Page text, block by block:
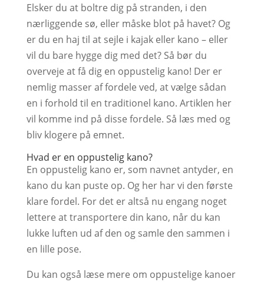
Elsker du at boltre dig på stranden, i den
nærliggende sø, eller måske blot på havet? Og
er du en haj til at sejle i kajak eller kano – eller
vil du bare hygge dig med det? Så bør du
overveje at få dig en oppustelig kano! Der er
nemlig masser af fordele ved, at vælge sådan
en i forhold til en traditionel kano. Artiklen her
vil komme ind på disse fordele. Så læs med og
bliv klogere på emnet.
Hvad er en oppustelig kano?
En oppustelig kano er, som navnet antyder, en
kano du kan puste op. Og her har vi den første
klare fordel. For det er altså nu engang noget
lettere at transportere din kano, når du kan
lukke luften ud af den og samle den sammen i
en lille pose.
Du kan også læse mere om oppustelige kanoer